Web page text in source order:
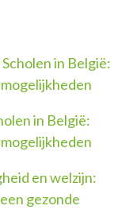
in België:
in België:
en welzijn:
gezonde